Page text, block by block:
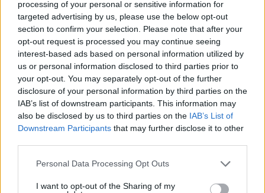
processing of your personal or sensitive information for
targeted advertising by us, please use the below opt-out
section to confirm your selection. Please note that after your
opt-out request is processed you may continue seeing
interest-based ads based on personal information utilized by
us or personal information disclosed to third parties prior to
your opt-out. You may separately opt-out of the further
disclosure of your personal information by third parties on the
IAB’s list of downstream participants. This information may
also be disclosed by us to third parties on the IAB’s List of
Downstream Participants that may further disclose it to other
Please note that this website/app uses one or more Google
not limited to your visit or usage behaviour. You may click to
Personal Data Processing Opt Outs
I want to opt-out of the Sharing of my
Άλλος για data center; Επενδύσεις €50 δισ. την
ερχόμενη δεκαετία